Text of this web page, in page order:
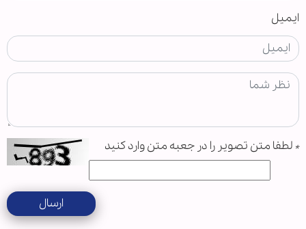
ایمیل
* لطفا متن تصویر را در جعبه متن وارد کنید
ارسال